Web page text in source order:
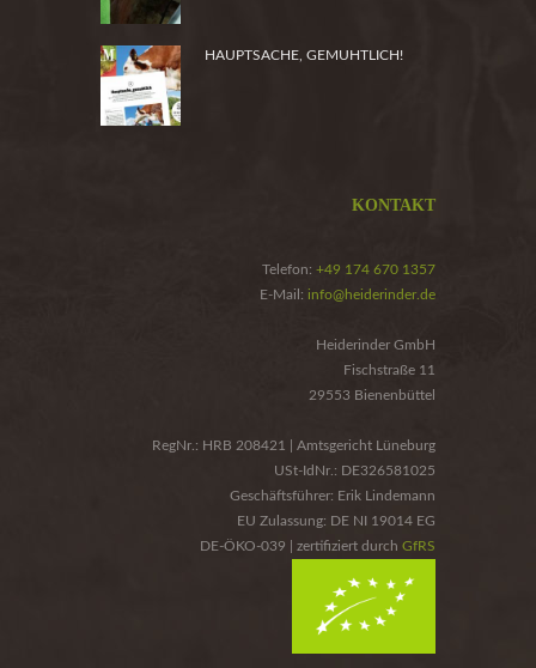
HAUPTSACHE, GEMUHTLICH!
KONTAKT
Telefon: +49 174 670 1357
E-Mail: info@heiderinder.de
Heiderinder GmbH
Fischstraße 11
29553 Bienenbüttel
RegNr.: HRB 208421 | Amtsgericht Lüneburg
USt-IdNr.: DE326581025
Geschäftsführer: Erik Lindemann
EU Zulassung: DE NI 19014 EG
DE-ÖKO-039 | zertifiziert durch GfRS